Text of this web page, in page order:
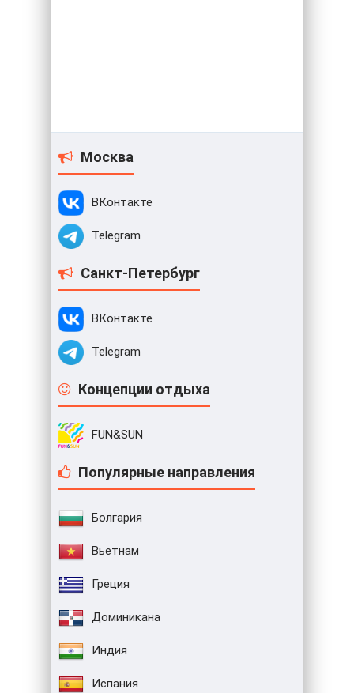
Москва
ВКонтакте
Telegram
Санкт-Петербург
ВКонтакте
Telegram
Концепции отдыха
FUN&SUN
Популярные направления
Болгария
Вьетнам
Греция
Доминикана
Индия
Испания